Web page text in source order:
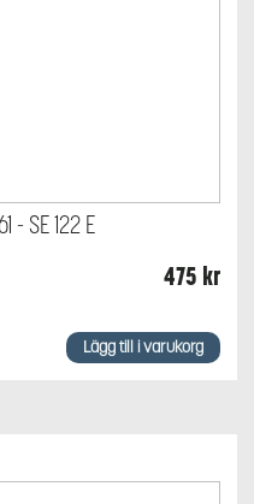
- SE 122 E
475 kr
Lägg till i varukorg